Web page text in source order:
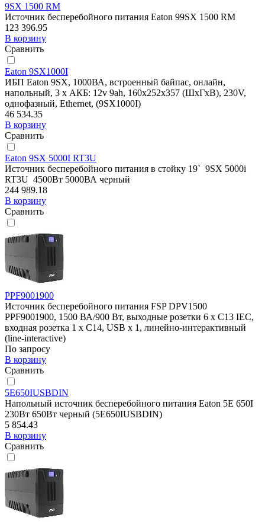
9SX 1500 RM
Источник бесперебойного питания Eaton 99SX 1500 RM
123 396.95
В корзину
Сравнить
Eaton 9SX1000I
ИБП Eaton 9SX, 1000ВА, встроенный байпас, онлайн,
напольный, 3 х АКБ: 12v 9ah, 160х252х357 (ШхГхВ), 230V,
однофазный, Ethernet, (9SX1000I)
46 534.35
В корзину
Сравнить
Eaton 9SX 5000I RT3U
Источник бесперебойного питания в стойку 19` 9SX 5000i
RT3U 4500Вт 5000ВА черный
244 989.18
В корзину
Сравнить
PPF9001900
Источник бесперебойного питания FSP DPV1500
PPF9001900, 1500 ВА/900 Вт, выходные розетки 6 х C13 IEC,
входная розетка 1 x C14, USB х 1, линейно-интерактивный
(line-interactive)
По запросу
В корзину
Сравнить
5E650IUSBDIN
Напольный источник бесперебойного питания Eaton 5E 650I
230Вт 650Вт черный (5E650IUSBDIN)
5 854.43
В корзину
Сравнить